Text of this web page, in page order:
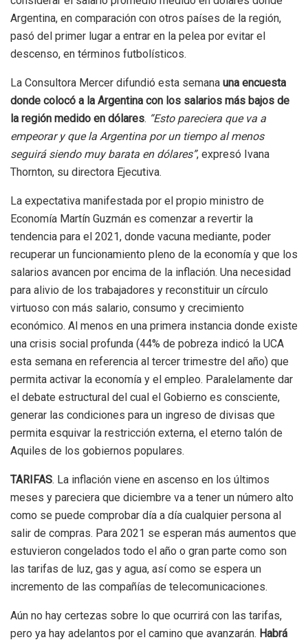
Argentina, en comparación con otros países de la región,
pasó del primer lugar a entrar en la pelea por evitar el
descenso, en términos futbolísticos.
La Consultora Mercer difundió esta semana una encuesta
donde colocó a la Argentina con los salarios más bajos de
la región medido en dólares. “Esto pareciera que va a
empeorar y que la Argentina por un tiempo al menos
seguirá siendo muy barata en dólares”, expresó Ivana
Thornton, su directora Ejecutiva.
La expectativa manifestada por el propio ministro de
Economía Martín Guzmán es comenzar a revertir la
tendencia para el 2021, donde vacuna mediante, poder
recuperar un funcionamiento pleno de la economía y que los
salarios avancen por encima de la inflación. Una necesidad
para alivio de los trabajadores y reconstituir un círculo
virtuoso con más salario, consumo y crecimiento
económico. Al menos en una primera instancia donde existe
una crisis social profunda (44% de pobreza indicó la UCA
esta semana en referencia al tercer trimestre del año) que
permita activar la economía y el empleo. Paralelamente dar
el debate estructural del cual el Gobierno es consciente,
generar las condiciones para un ingreso de divisas que
permita esquivar la restricción externa, el eterno talón de
Aquiles de los gobiernos populares.
TARIFAS. La inflación viene en ascenso en los últimos
meses y pareciera que diciembre va a tener un número alto
como se puede comprobar día a día cualquier persona al
salir de compras. Para 2021 se esperan más aumentos que
estuvieron congelados todo el año o gran parte como son
las tarifas de luz, gas y agua, así como se espera un
incremento de las compañías de telecomunicaciones.
Aún no hay certezas sobre lo que ocurrirá con las tarifas,
pero ya hay adelantos por el camino que avanzarán. Habrá